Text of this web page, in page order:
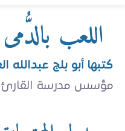
اللعب
كتبها أبو بلج عبدالله
مؤسس مدرسة القارئ